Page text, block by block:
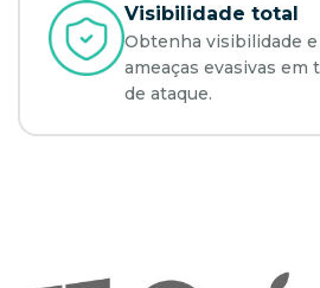
Visibilidade total
Obtenha visibilidade
ameaças evasivas em
de ataque.